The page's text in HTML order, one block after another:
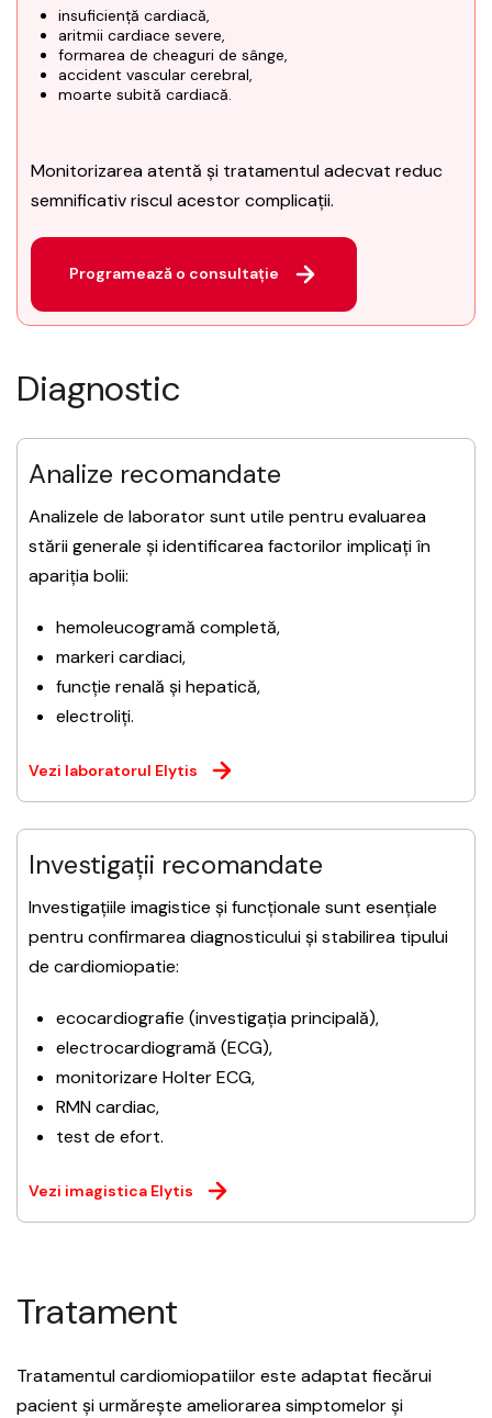
insuficiență cardiacă,
aritmii cardiace severe,
formarea de cheaguri de sânge,
accident vascular cerebral,
moarte subită cardiacă.
Monitorizarea atentă și tratamentul adecvat reduc
semnificativ riscul acestor complicații.
Programează o consultație
Diagnostic
Analize recomandate
Analizele de laborator sunt utile pentru evaluarea
stării generale și identificarea factorilor implicați în
apariția bolii:
hemoleucogramă completă,
markeri cardiaci,
funcție renală și hepatică,
electroliți.
Vezi laboratorul Elytis
Investigații recomandate
Investigațiile imagistice și funcționale sunt esențiale
pentru confirmarea diagnosticului și stabilirea tipului
de cardiomiopatie:
ecocardiografie (investigația principală),
electrocardiogramă (ECG),
monitorizare Holter ECG,
RMN cardiac,
test de efort.
Vezi imagistica Elytis
Tratament
Tratamentul cardiomiopatiilor este adaptat fiecărui
pacient și urmărește ameliorarea simptomelor și